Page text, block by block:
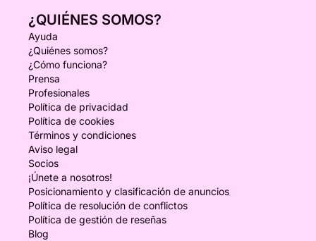
¿QUIÉNES SOMOS?
Ayuda
¿Quiénes somos?
¿Cómo funciona?
Prensa
Profesionales
Política de privacidad
Política de cookies
Términos y condiciones
Aviso legal
Socios
¡Únete a nosotros!
Posicionamiento y clasificación de anuncios
Política de resolución de conflictos
Política de gestión de reseñas
Blog